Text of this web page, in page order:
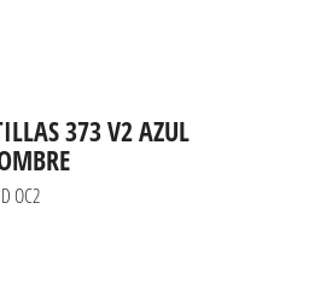
373 V2 AZUL
OC2